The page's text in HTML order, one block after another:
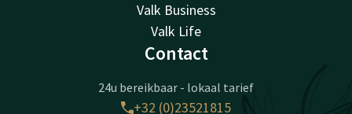
Valk Business
Valk Life
Contact
24u bereikbaar - lokaal tarief
+32 (0)23521815